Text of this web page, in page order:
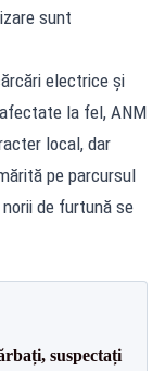
sunt
electrice și
la fel, ANM
local, dar
pe parcursul
de furtună se
suspectați